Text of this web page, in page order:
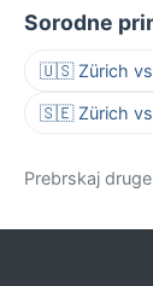
Sorodne
🇺🇸 Zürich vs
🇸🇪 Zürich vs
Prebrskaj